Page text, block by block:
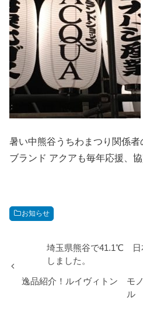
暑い中熊谷うちわまつり関係者
ブランド アクアも毎年応援、
お知らせ
埼玉県熊谷で41.1℃ 日
しました。
逸品紹介！ルイヴィトン モ
ル